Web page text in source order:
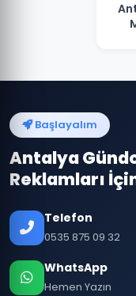
Başlayalım
Antalya
Reklamları
Telefon
0535 875 09 32
WhatsApp
Hemen Yazın